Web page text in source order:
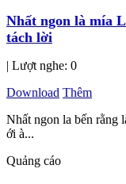
Nhất ngon là mía
tách lời
| Lượt nghe: 0
Download Thêm
Nhất ngon la bến rằng
ới à...
Quảng cáo